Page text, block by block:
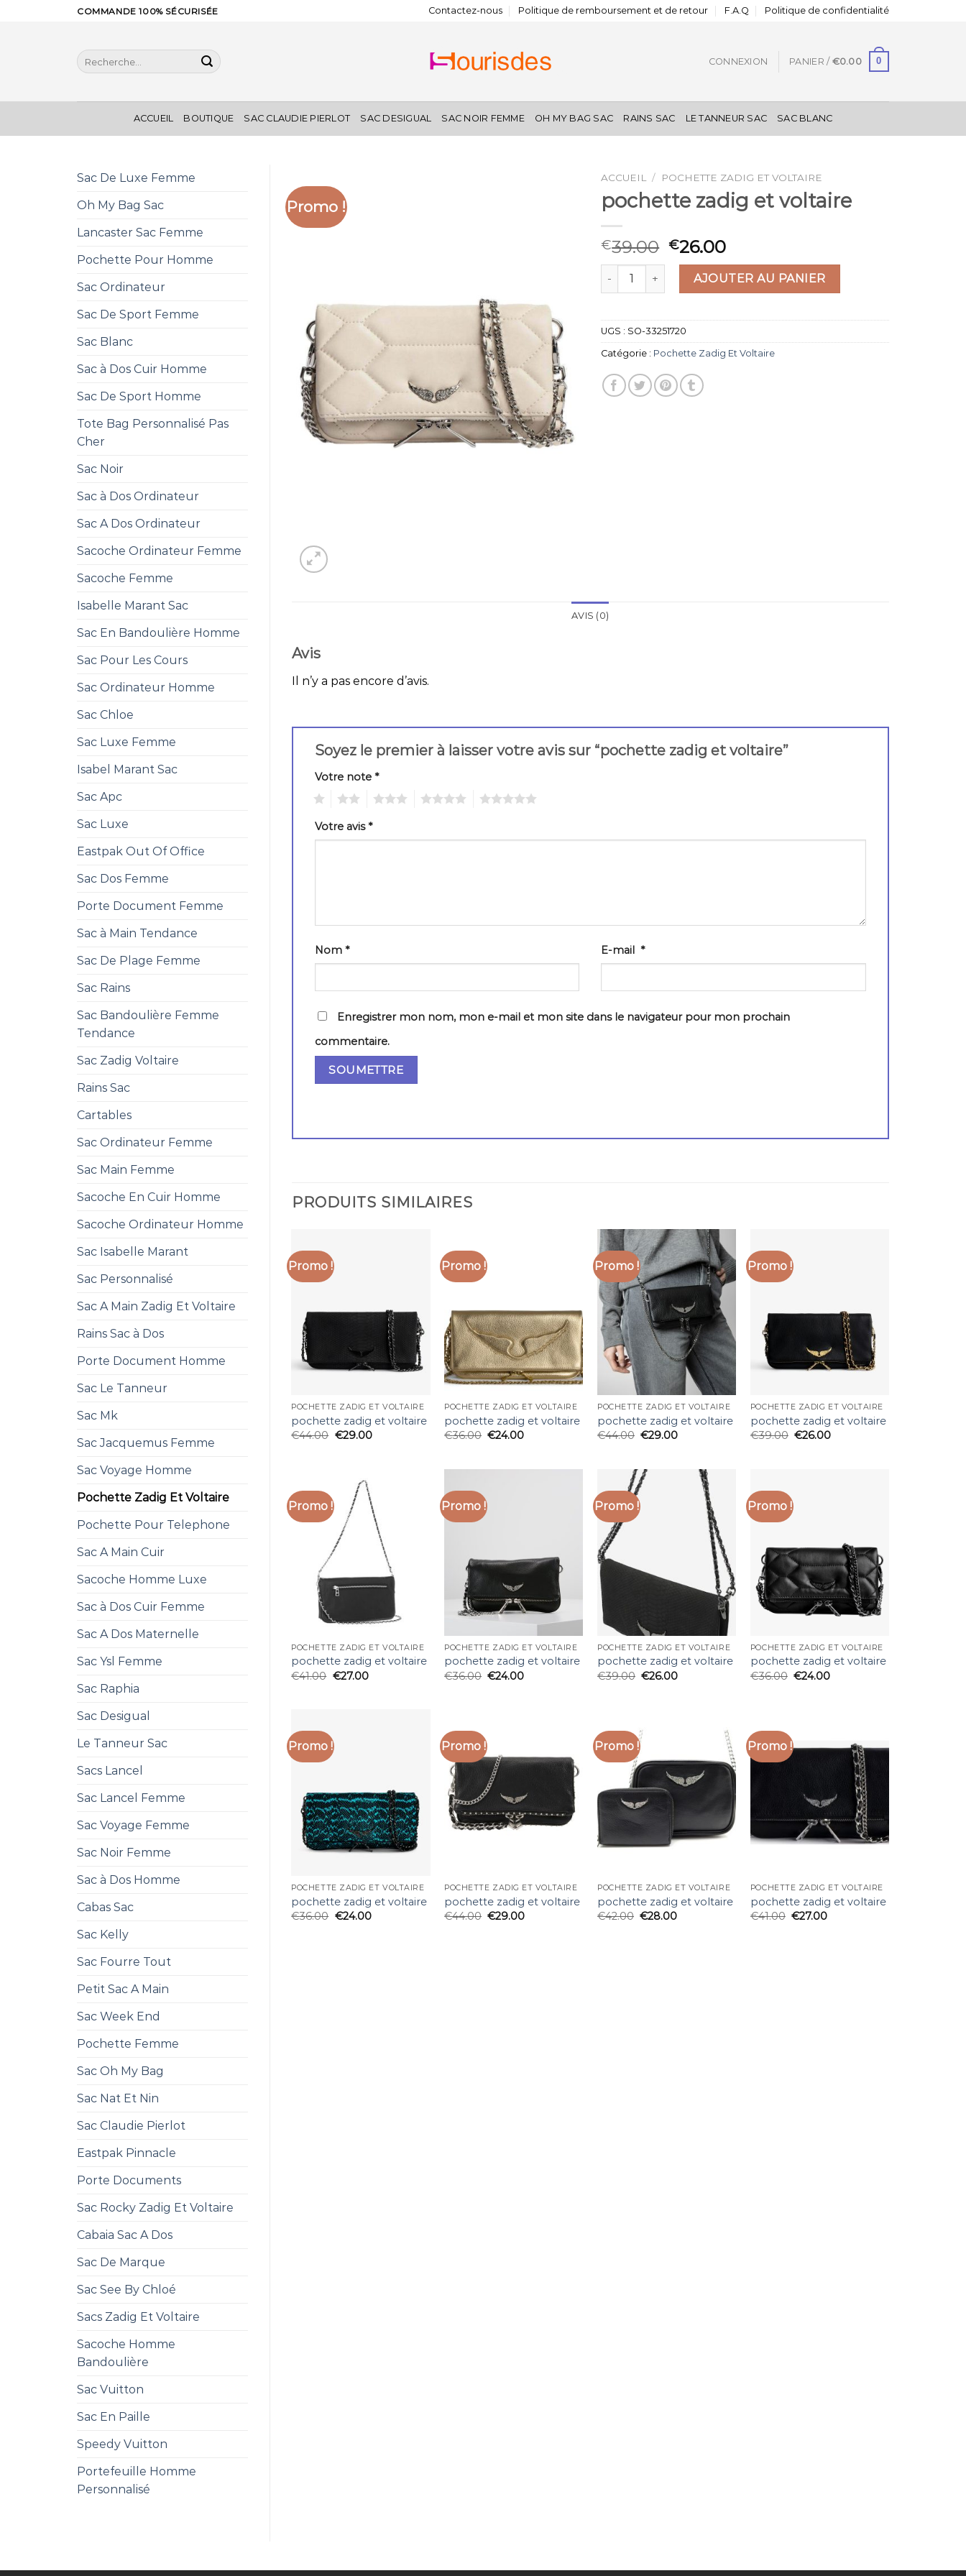
COMMANDE 100% SÉCURISÉE Contactez-nous Politique de remboursement et de retour F.A.Q Politique de confidentialité
Recherche
pour :
CONNEXION PANIER / €0.00 0
ACCUEIL BOUTIQUE SAC CLAUDIE PIERLOT SAC DESIGUAL SAC NOIR FEMME OH MY BAG SAC RAINS SAC LE TANNEUR SAC SAC BLANC
Sac De Luxe Femme
Oh My Bag Sac
Lancaster Sac Femme
Pochette Pour Homme
Sac Ordinateur
Sac De Sport Femme
Sac Blanc
Sac à Dos Cuir Homme
Sac De Sport Homme
Tote Bag Personnalisé Pas
Cher
Sac Noir
Sac à Dos Ordinateur
Sac A Dos Ordinateur
Sacoche Ordinateur Femme
Sacoche Femme
Isabelle Marant Sac
Sac En Bandoulière Homme
Sac Pour Les Cours
Sac Ordinateur Homme
Sac Chloe
Sac Luxe Femme
Isabel Marant Sac
Sac Apc
Sac Luxe
Eastpak Out Of Office
Sac Dos Femme
Porte Document Femme
Sac à Main Tendance
Sac De Plage Femme
Sac Rains
Sac Bandoulière Femme
Tendance
Sac Zadig Voltaire
Rains Sac
Cartables
Sac Ordinateur Femme
Sac Main Femme
Sacoche En Cuir Homme
Sacoche Ordinateur Homme
Sac Isabelle Marant
Sac Personnalisé
Sac A Main Zadig Et Voltaire
Rains Sac à Dos
Porte Document Homme
Sac Le Tanneur
Sac Mk
Sac Jacquemus Femme
Sac Voyage Homme
Pochette Zadig Et Voltaire
Pochette Pour Telephone
Sac A Main Cuir
Sacoche Homme Luxe
Sac à Dos Cuir Femme
Sac A Dos Maternelle
Sac Ysl Femme
Sac Raphia
Sac Desigual
Le Tanneur Sac
Sacs Lancel
Sac Lancel Femme
Sac Voyage Femme
Sac Noir Femme
Sac à Dos Homme
Cabas Sac
Sac Kelly
Sac Fourre Tout
Petit Sac A Main
Sac Week End
Pochette Femme
Sac Oh My Bag
Sac Nat Et Nin
Sac Claudie Pierlot
Eastpak Pinnacle
Porte Documents
Sac Rocky Zadig Et Voltaire
Cabaia Sac A Dos
Sac De Marque
Sac See By Chloé
Sacs Zadig Et Voltaire
Sacoche Homme
Bandoulière
Sac Vuitton
Sac En Paille
Speedy Vuitton
Portefeuille Homme
Personnalisé
Promo !
ACCUEIL / POCHETTE ZADIG ET VOLTAIRE
pochette zadig et voltaire
€39.00 €26.00
quantité de pochette zadig et voltaire
AJOUTER AU PANIER
UGS : SO-33251720
Catégorie : Pochette Zadig Et Voltaire
AVIS (0)
Avis
Il n’y a pas encore d’avis.
Soyez le premier à laisser votre avis sur “pochette zadig et voltaire”
Votre note *
Votre avis*
Nom * E-mail*
Enregistrer mon nom, mon e-mail et mon site dans le navigateur pour mon prochain
commentaire.
PRODUITS SIMILAIRES
Promo !
POCHETTE ZADIG ET VOLTAIRE
pochette zadig et voltaire
€44.00 €29.00
Promo !
POCHETTE ZADIG ET VOLTAIRE
pochette zadig et voltaire
€36.00 €24.00
Promo !
POCHETTE ZADIG ET VOLTAIRE
pochette zadig et voltaire
€44.00 €29.00
Promo !
POCHETTE ZADIG ET VOLTAIRE
pochette zadig et voltaire
€39.00 €26.00
Promo !
POCHETTE ZADIG ET VOLTAIRE
pochette zadig et voltaire
€41.00 €27.00
Promo !
POCHETTE ZADIG ET VOLTAIRE
pochette zadig et voltaire
€36.00 €24.00
Promo !
POCHETTE ZADIG ET VOLTAIRE
pochette zadig et voltaire
€39.00 €26.00
Promo !
POCHETTE ZADIG ET VOLTAIRE
pochette zadig et voltaire
€36.00 €24.00
Promo !
POCHETTE ZADIG ET VOLTAIRE
pochette zadig et voltaire
€36.00 €24.00
Promo !
POCHETTE ZADIG ET VOLTAIRE
pochette zadig et voltaire
€44.00 €29.00
Promo !
POCHETTE ZADIG ET VOLTAIRE
pochette zadig et voltaire
€42.00 €28.00
Promo !
POCHETTE ZADIG ET VOLTAIRE
pochette zadig et voltaire
€41.00 €27.00